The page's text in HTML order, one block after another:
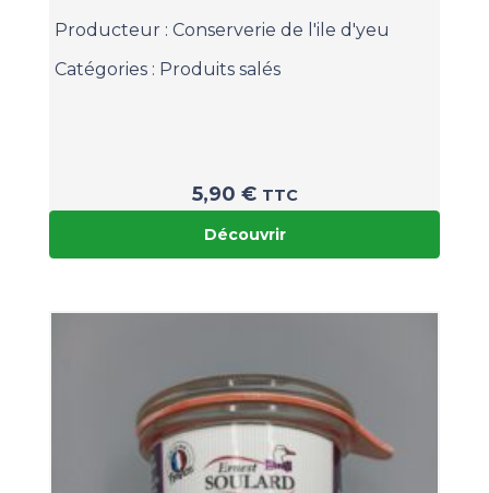
Producteur : Conserverie de l'ile d'yeu
Catégories : Produits salés
5,90 € TTC
Découvrir